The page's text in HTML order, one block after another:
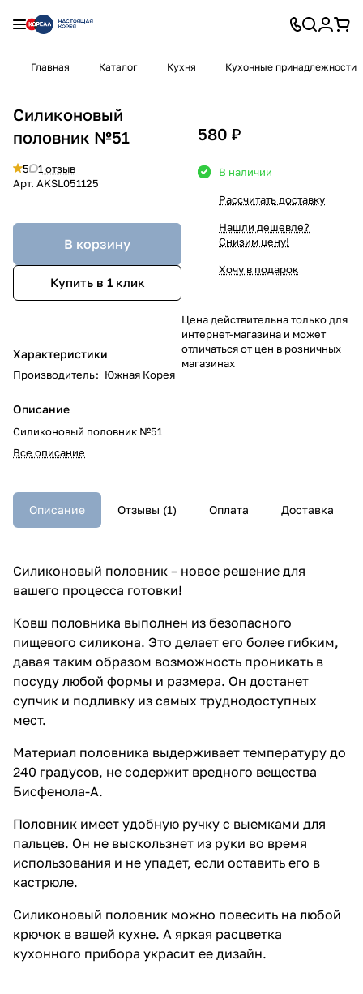
Главная Каталог Кухня Кухонные принадлежности
Силиконовый
половник №51
5
1 отзыв
Арт. AKSL051125
В корзину
Купить в 1 клик
Характеристики
Производитель: Южная Корея
Описание
Силиконовый половник №51
Все описание
580 ₽
В наличии
Рассчитать доставку
Нашли дешевле?
Снизим цену!
Хочу в подарок
Цена действительна только для
интернет-магазина и может
отличаться от цен в розничных
магазинах
Описание Отзывы (1) Оплата Доставка
Силиконовый половник – новое решение для
вашего процесса готовки!
Ковш половника выполнен из безопасного
пищевого силикона. Это делает его более гибким,
давая таким образом возможность проникать в
посуду любой формы и размера. Он достанет
супчик и подливку из самых труднодоступных
мест.
Материал половника выдерживает температуру до
240 градусов, не содержит вредного вещества
Бисфенола-А.
Половник имеет удобную ручку с выемками для
пальцев. Он не выскользнет из руки во время
использования и не упадет, если оставить его в
кастрюле.
Силиконовый половник можно повесить на любой
крючок в вашей кухне. А яркая расцветка
кухонного прибора украсит ее дизайн.